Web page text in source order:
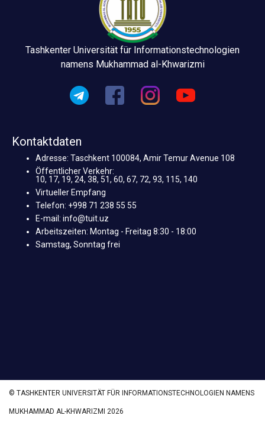
Tashkenter Universität für Informationstechnologien
namens Mukhammad al-Khwarizmi
Kontaktdaten
Adresse: Taschkent 100084, Amir Temur Avenue 108
Öffentlicher Verkehr:
10, 17, 19, 24, 38, 51, 60, 67, 72, 93, 115, 140
Virtueller Empfang
Telefon: +998 71 238 55 55
E-mail: info@tuit.uz
Arbeitszeiten: Montag - Freitag 8:30 - 18:00
Samstag, Sonntag frei
© TASHKENTER UNIVERSITÄT FÜR INFORMATIONSTECHNOLOGIEN NAMENS
MUKHAMMAD AL-KHWARIZMI 2026